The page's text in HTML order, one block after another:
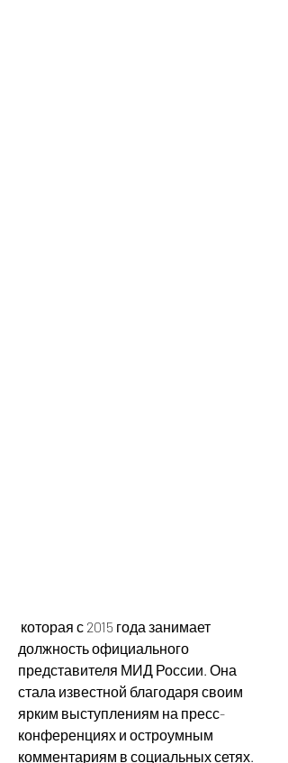
должность официального
представителя МИД России. Она
стала известной благодаря своим
ярким выступлениям на пресс-
конференциях и остроумным
комментариям в социальных сетях.